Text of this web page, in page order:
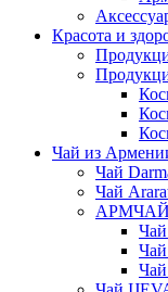
Красота и
Чай из
Чай
Чай
АРМЧАЙ
Чай